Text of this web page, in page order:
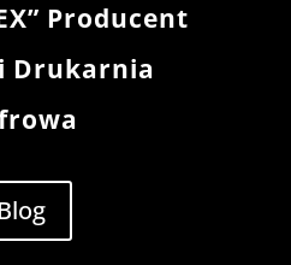
Producent
Drukarnia
Blog